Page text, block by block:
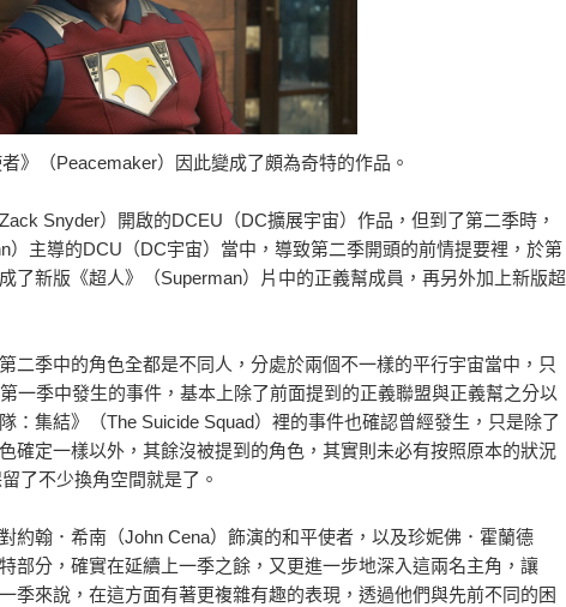
》（Peacemaker）因此變成了頗為奇特的作品。
Snyder）開啟的DCEU（DC擴展宇宙）作品，但到了第二季時，
）主導的DCU（DC宇宙）當中，導致第二季開頭的前情提要裡，於第
了新版《超人》（Superman）片中的正義幫成員，再另外加上新版超
二季中的角色全都是不同人，分處於兩個不一樣的平行宇宙當中，只
一季中發生的事件，基本上除了前面提到的正義聯盟與正義幫之分以
：集結》（The Suicide Squad）裡的事件也確認曾經發生，只是除了
確定一樣以外，其餘沒被提到的角色，其實則未必有按照原本的狀況
了不少換角空間就是了。
約翰．希南（John Cena）飾演的和平使者，以及珍妮佛．霍蘭德
部分，確實在延續上一季之餘，又更進一步地深入這兩名主角，讓
季來說，在這方面有著更複雜有趣的表現，透過他們與先前不同的困